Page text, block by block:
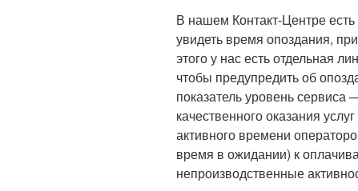
В нашем Контакт-Центре
увидеть время опоздания,
этого у нас есть отдельная
чтобы предупредить об
показатель уровень сервиса
качественного оказания
активного времени
время в ожидании) к
непроизводственные